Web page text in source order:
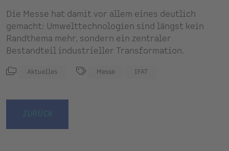
Die Messe hat damit vor allem eines deutlich
gemacht: Umwelttechnologien sind längst kein
Randthema mehr, sondern ein zentraler
Bestandteil industrieller Transformation.
Aktuelles Messe IFAT
ZURÜCK